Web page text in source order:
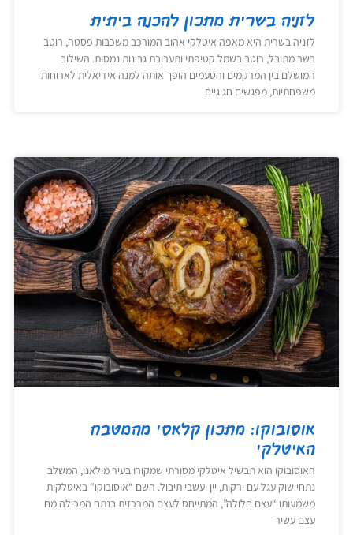
לזניה בשרית מתכון להכנה ביתית
לזניה בשרית היא מאפה איטלקי אהוב המורכב משכבות פסטה, רוטב
בשר מתובל, רוטב בשמל קטיפתי ותערובת גבינות נמסות. השילוב
המושלם בין המרקמים והטעמים הופך אותה למנה אידיאלית לארוחות
משפחתיות, מפגשים חגיגיים
אוסובוקו: מתכון קלאסי מהמטבח
האיטלקי
האוסובוקו הוא תבשיל איטלקי מסורתי שמקורו בעיר מילאנו, המשלב
נתחי שוק עגל עם ירקות, יין ועשבי תיבול. השם “אוסובוקו” באיטלקית
משמעותו “עצם חלולה”, המתייחס לעצם המרכזית בנתח המכילה מח
עצם עשיר